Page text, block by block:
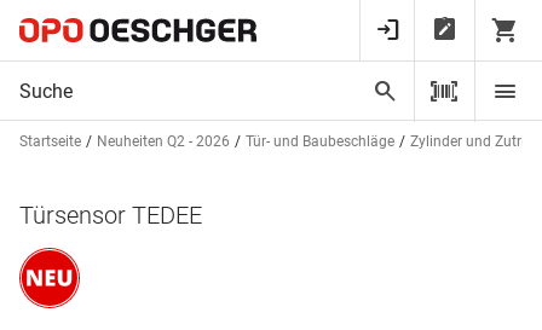
Startseite Neuheiten Q2 - 2026 Tür- und Baubeschläge Zylinder und
Türsensor TEDEE